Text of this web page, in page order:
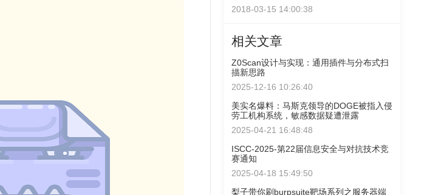
2018-03-15 14:00:38
相关文章
Z0Scan设计与实现：通用插件与分布式扫
描新思路
2025-12-16 10:26:40
美实名爆料：马斯克领导的DOGE被指入侵
劳工机构系统，敏感数据疑遭泄露
2025-04-21 16:48:48
ISCC-2025-第22届信息安全与对抗技术竞
赛通知
2025-04-18 15:49:50
梨子带你刷burpsuite靶场系列之服务器端